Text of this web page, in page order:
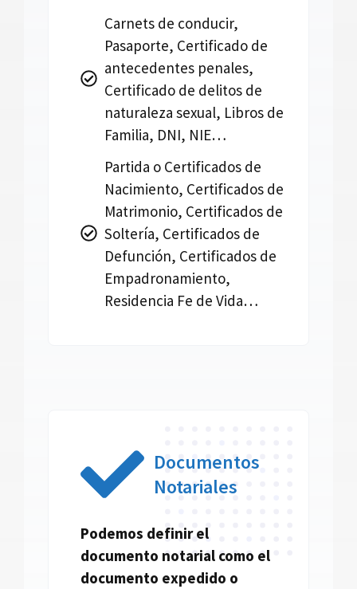
Carnets de conducir,
Pasaporte, Certificado de
antecedentes penales,
Certificado de delitos de
naturaleza sexual, Libros de
Familia, DNI, NIE…
Partida o Certificados de
Nacimiento, Certificados de
Matrimonio, Certificados de
Soltería, Certificados de
Defunción, Certificados de
Empadronamiento,
Residencia Fe de Vida…
Documentos
Notariales
Podemos definir el
documento notarial como el
documento expedido o